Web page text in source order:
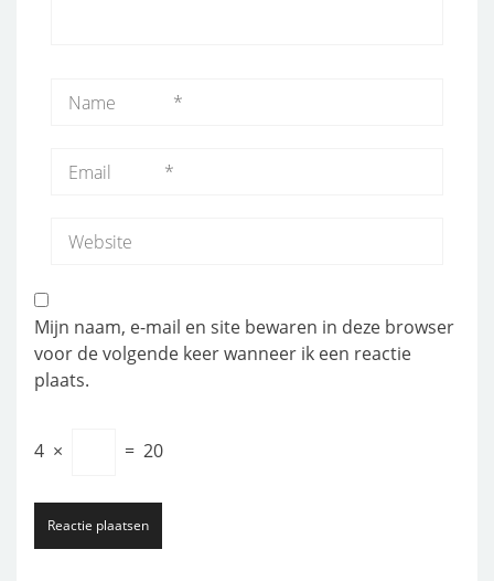
Mijn naam, e-mail en site bewaren in deze browser
voor de volgende keer wanneer ik een reactie
plaats.
4 × = 20